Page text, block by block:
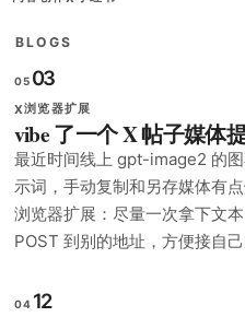
BLOGS
05 03
X浏览器扩展
vibe 了一个 X 帖子媒体
最近时间线上 gpt-image2 的
示词，手动复制和另存媒体有
浏览器扩展：尽量一次拿下文
POST 到别的地址，方便接自己
04 12